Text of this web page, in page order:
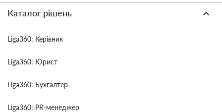
Каталог рішень
Liga360: Керівник
Liga360: Юрист
Liga360: Бухгалтер
Liga360: PR-менеджер